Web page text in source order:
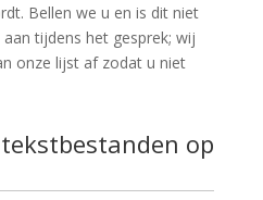
Bellen we u en is dit niet
tijdens het gesprek; wij
onze lijst af zodat u niet
op